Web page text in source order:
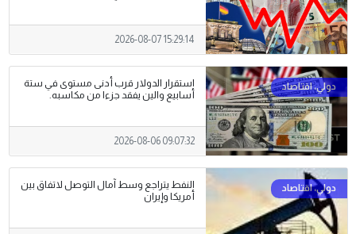
2026-08-07 15:29:14
استقرار الدولار قرب أدنى مستوى في ستة
أسابيع والين يفقد جزءا من مكاسبه.
2026-08-06 09:07:32
النفط يتراجع وسط آمال التوصل لاتفاق بين
أمريكا وإيران